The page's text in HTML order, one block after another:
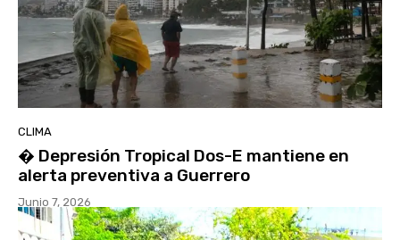
CLIMA
�️ Depresión Tropical Dos-E mantiene en
alerta preventiva a Guerrero
Junio 7, 2026